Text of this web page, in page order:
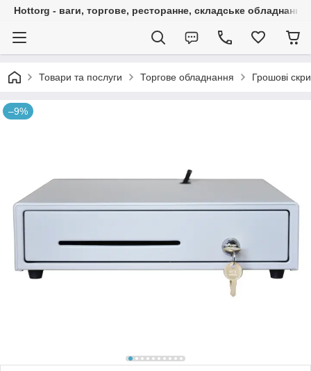
Hottorg - ваги, торгове, ресторанне, складське обладнання
Товари та послуги Торгове обладнання Грошові
–9%